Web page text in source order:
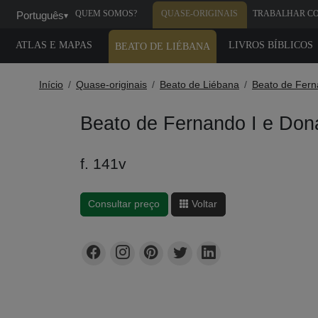
Português▾ QUEM SOMOS? QUASE-ORIGINAIS TRABALHAR
ATLAS E MAPAS BEATO DE LIÉBANA LIVROS BÍBLICOS
Início Quase-originais Beato de Liébana Beato de
Beato de Fernando I e
f. 141v
Consultar preço Voltar